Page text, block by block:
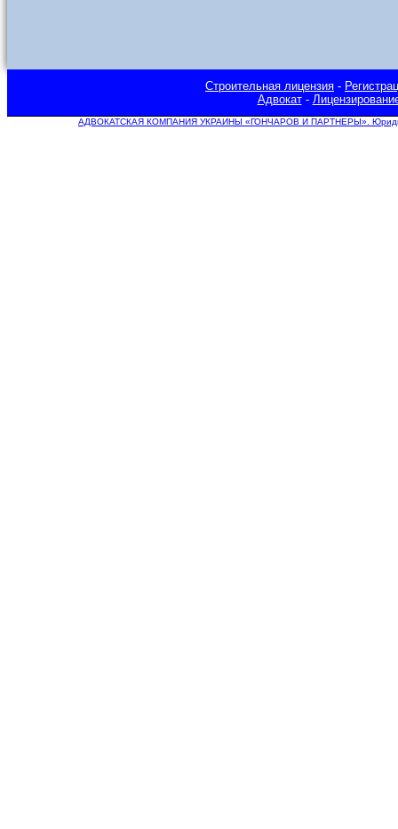
Строительная лицензия -
Адвокат-
АДВОКАТСКАЯ КОМПАНИЯ УКРАИНЫ «ГОНЧАРОВ И ПАРТНЕРЫ».